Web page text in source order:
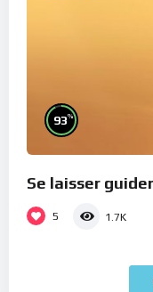
93%
Se laisser
5 1.7K